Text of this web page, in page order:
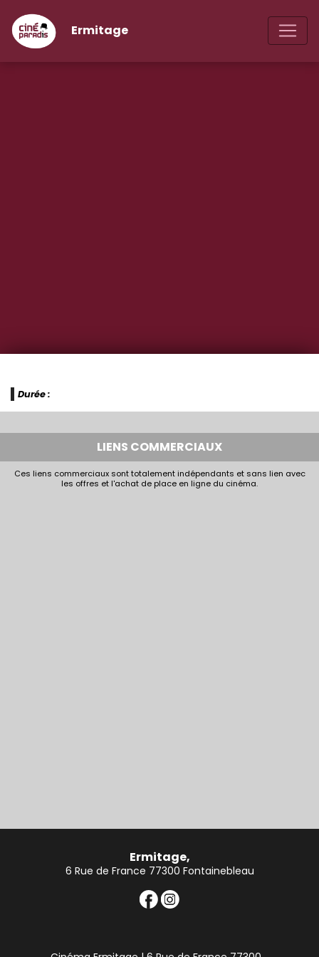
Ermitage
Durée :
LIENS COMMERCIAUX
Ces liens commerciaux sont totalement indépendants et sans lien avec
les offres et l'achat de place en ligne du cinéma.
Ermitage,
6 Rue de France 77300 Fontainebleau